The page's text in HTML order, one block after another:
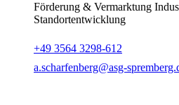
Förderung & Vermarktung
Standortentwicklung
+49 3564 3298-612
a.scharfenberg@asg-